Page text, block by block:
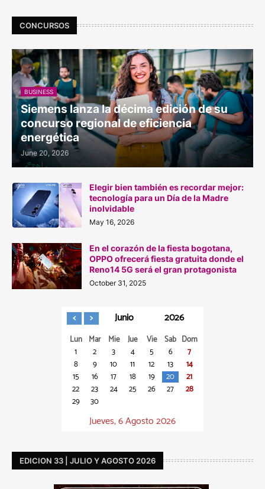
CONCURSOS
BUSINESS
Siemens lanza la décima edición de su
concurso regional de eficiencia
energética
June 20, 2026
Elegir bien también es recordar mejor:
tecnología para un Día de la Madre
inolvidable
May 16, 2026
En el corazón de la fiesta bogotana,
OPPO ofrecerá fiesta gratuita donde el
Reno14 5G será el gran protagonista
October 31, 2025
Junio 2026
Lun Mar Mie Jue Vie Sab Dom
1
2 3 4 5 6
7
8
9 10 11 12 13
14
15
16 17 18 19 20
21
22
23 24 25 26 27
28
29
30
Jueves, 6 Agosto 2026
EDICION 33 | JULIO Y AGOSTO 2026